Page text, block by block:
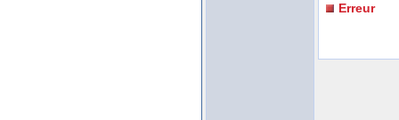
Erreur